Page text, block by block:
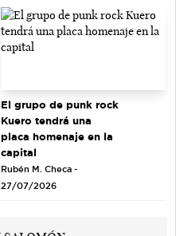
El grupo de punk rock
Kuero tendrá una
placa homenaje en la
capital
Rubén M. Checa -
27/07/2026